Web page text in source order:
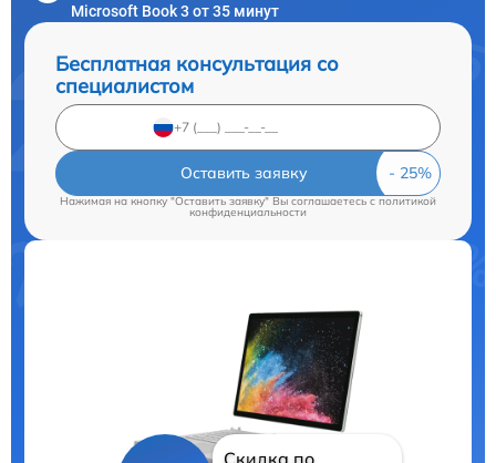
Microsoft Book 3 от 35 минут
Бесплатная консультация со
специалистом
Оставить заявку
Нажимая на кнопку "Оставить заявку" Вы соглашаетесь cполитикой
конфиденциальности
Скидка по